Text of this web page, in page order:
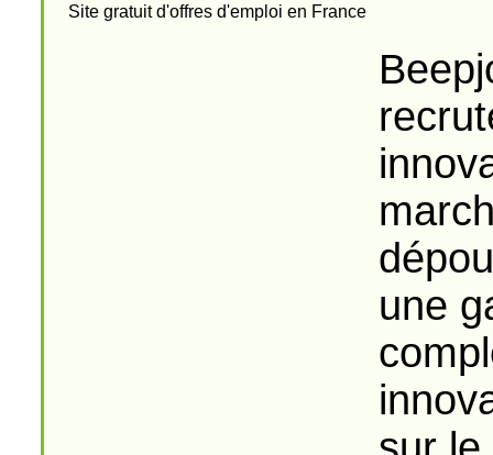
Site gratuit d'offres d'emploi en France
une